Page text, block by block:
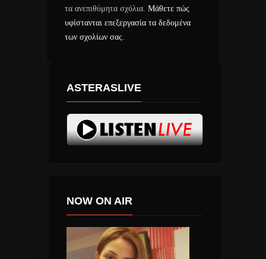
τα ανεπιθύμητα σχόλια. Μάθετε πώς
υφίστανται επεξεργασία τα δεδομένα
των σχολίων σας.
ASTERASLIVE
NOW ON AIR